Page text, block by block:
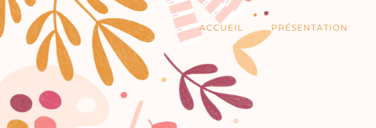
ACCUEIL PRÉSENTATION